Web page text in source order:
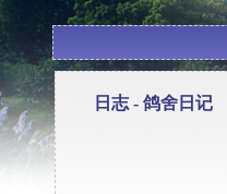
日志 - 鸽舍日记